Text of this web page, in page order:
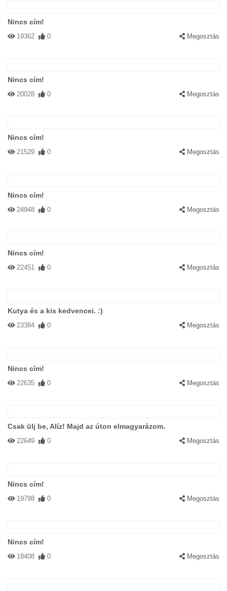
Nincs cím!
19362 0 Megosztás
Nincs cím!
20028 0 Megosztás
Nincs cím!
21529 0 Megosztás
Nincs cím!
24948 0 Megosztás
Nincs cím!
22451 0 Megosztás
Kutya és a kis kedvencei. :)
23384 0 Megosztás
Nincs cím!
22635 0 Megosztás
Csak ülj be, Alíz! Majd az úton elmagyarázom.
22649 0 Megosztás
Nincs cím!
19798 0 Megosztás
Nincs cím!
18408 0 Megosztás